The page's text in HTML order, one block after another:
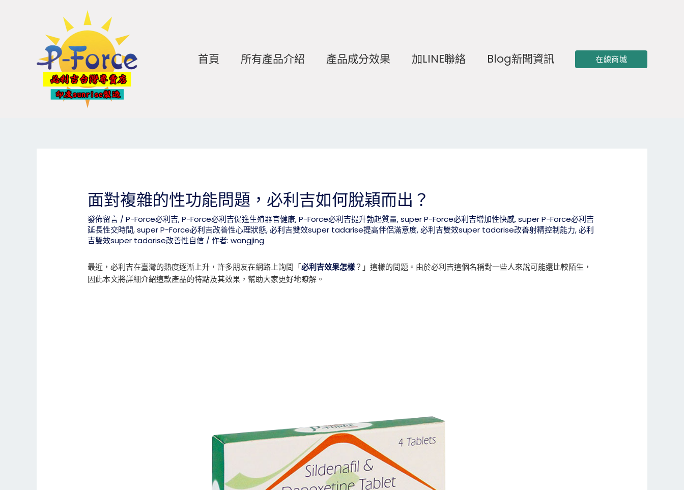
首頁 所有產品介紹 產品成分效果 加LINE聯絡 Blog新聞資訊 在線商城
面對複雜的性功能問題，必利吉如何脫穎而出？
發佈留言 /P-Force必利吉,P-Force必利吉促進生殖器官健康,P-Force必利吉提升勃起質量,super P-Force必利吉增加性快感,super P-Force必利吉
延長性交時間,super P-Force必利吉改善性心理狀態,必利吉雙效super tadarise提高伴侶滿意度,必利吉雙效super tadarise改善射精控制能力,必利
吉雙效super tadarise改善性自信 / 作者:wangjing
最近，必利吉在臺灣的熱度逐漸上升，許多朋友在網路上詢問「必利吉效果怎樣？」這樣的問題。由於必利吉這個名稱對一些人來說可能還比較陌生，
因此本文將詳細介紹這款產品的特點及其效果，幫助大家更好地瞭解。
navigation